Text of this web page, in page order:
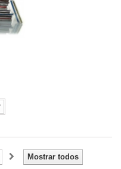
Mostrar todos